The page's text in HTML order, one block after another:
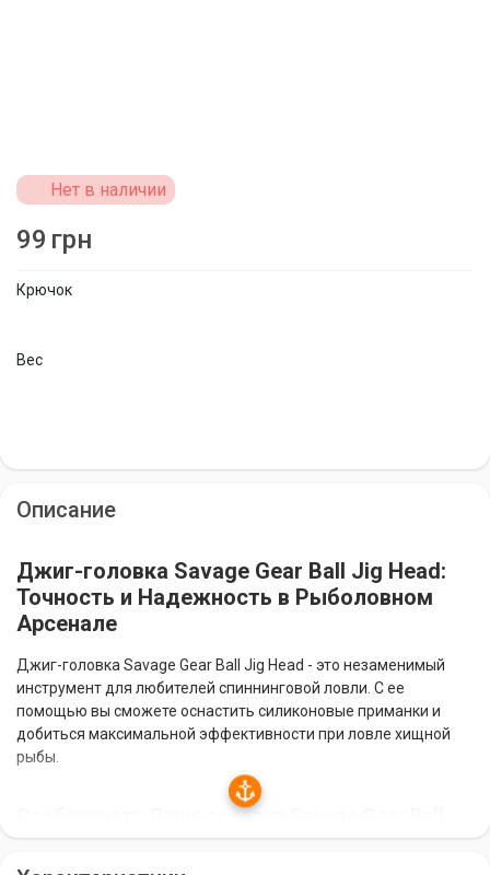
Крючок
Вес
Нет в наличии
99 грн
Описание
Джиг-головка Savage Gear Ball Jig Head:
Точность и Надежность в Рыболовном
Арсенале
Джиг-головка Savage Gear Ball Jig Head - это незаменимый
инструмент для любителей спиннинговой ловли. С ее
помощью вы сможете оснастить силиконовые приманки и
добиться максимальной эффективности при ловле хищной
рыбы.
Особенности Джиг-головки Savage Gear Ball
Jig Head: